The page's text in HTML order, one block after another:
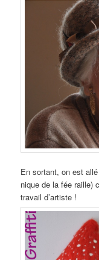
En sortant, on est allé
nique de la fée raille)
travail d’artiste !